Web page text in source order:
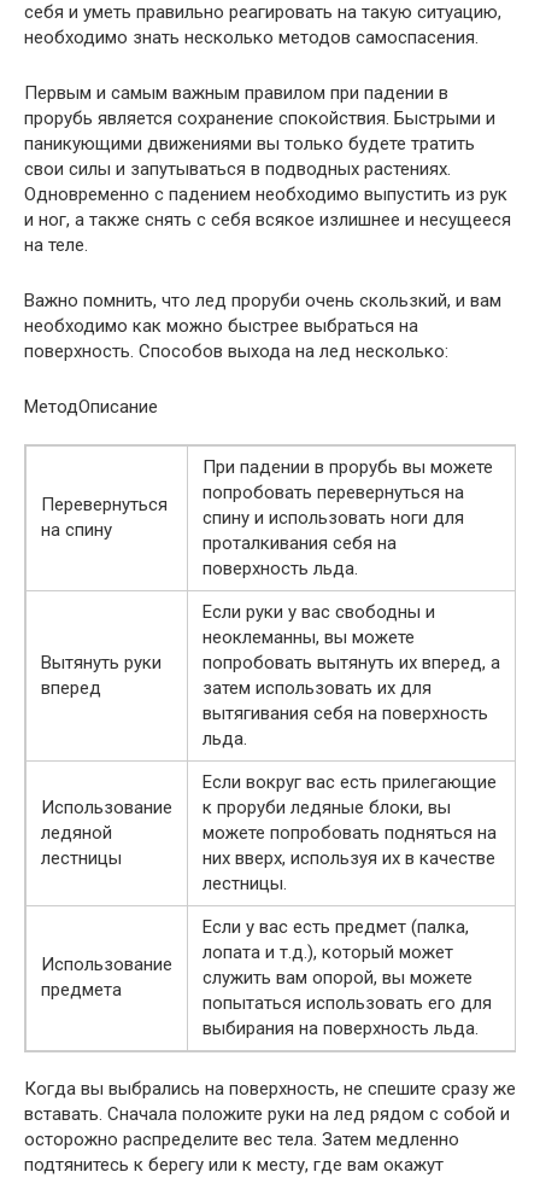
себя и уметь правильно реагировать на такую ситуацию,
необходимо знать несколько методов самоспасения.
Первым и самым важным правилом при падении в
прорубь является сохранение спокойствия. Быстрыми и
паникующими движениями вы только будете тратить
свои силы и запутываться в подводных растениях.
Одновременно с падением необходимо выпустить из рук
и ног, а также снять с себя всякое излишнее и несущееся
на теле.
Важно помнить, что лед проруби очень скользкий, и вам
необходимо как можно быстрее выбраться на
поверхность. Способов выхода на лед несколько:
МетодОписание
Перевернуться
на спину
При падении в прорубь вы можете
попробовать перевернуться на
спину и использовать ноги для
проталкивания себя на
поверхность льда.
Вытянуть руки
вперед
Если руки у вас свободны и
неоклеманны, вы можете
попробовать вытянуть их вперед, а
затем использовать их для
вытягивания себя на поверхность
льда.
Использование
ледяной
лестницы
Если вокруг вас есть прилегающие
к проруби ледяные блоки, вы
можете попробовать подняться на
них вверх, используя их в качестве
лестницы.
Использование
предмета
Если у вас есть предмет (палка,
лопата и т.д.), который может
служить вам опорой, вы можете
попытаться использовать его для
выбирания на поверхность льда.
Когда вы выбрались на поверхность, не спешите сразу же
вставать. Сначала положите руки на лед рядом с собой и
осторожно распределите вес тела. Затем медленно
подтянитесь к берегу или к месту, где вам окажут